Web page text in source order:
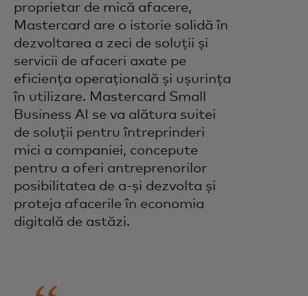
proprietar de mică afacere,
Mastercard are o istorie solidă în
dezvoltarea a zeci de soluții și
servicii de afaceri axate pe
eficiența operațională și ușurința
în utilizare. Mastercard Small
Business AI se va alătura suitei
de soluții pentru întreprinderi
mici a companiei, concepute
pentru a oferi antreprenorilor
posibilitatea de a-și dezvolta și
proteja afacerile în economia
digitală de astăzi.